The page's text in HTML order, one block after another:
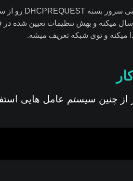
میکنه و بهش تنظیمات تعیین شده
از چنین سیستم عامل هایی